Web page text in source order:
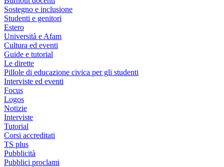
Sostegno e inclusione
Studenti e genitori
Estero
Università e Afam
Cultura ed eventi
Guide e tutorial
Le dirette
Pillole di educazione civica per gli studenti
Interviste ed eventi
Focus
Logos
Notizie
Interviste
Tutorial
Corsi accreditati
TS plus
Pubblicità
Pubblici proclami